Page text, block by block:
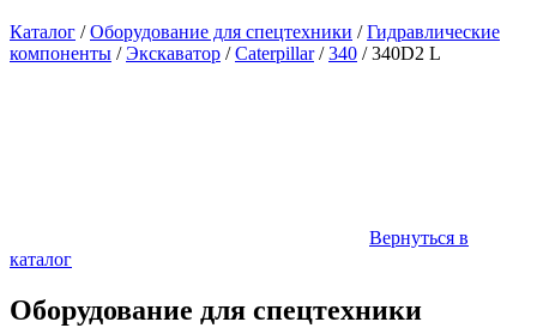
Каталог /Оборудование для спецтехники /Гидравлические
компоненты /Экскаватор /Caterpillar/340 /340D2 L
Вернуться в
каталог
Оборудование для спецтехники